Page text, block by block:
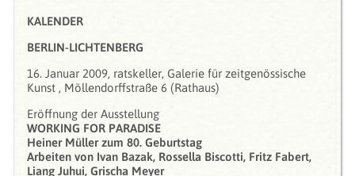
KALENDER
BERLIN-LICHTENBERG
16. Januar 2009, ratskeller, Galerie für zeitgenössische
Kunst , Möllendorffstraße 6 (Rathaus)
Eröffnung der Ausstellung
WORKING FOR PARADISE
Heiner Müller zum 80. Geburtstag
Arbeiten von Ivan Bazak, Rossella Biscotti, Fritz Fabert,
Liang Juhui, Grischa Meyer